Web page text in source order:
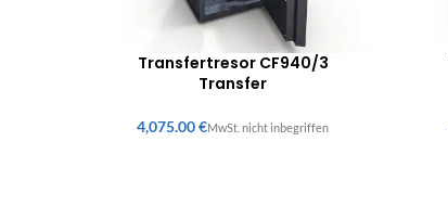
Transfertresor CF940/3
Transfer
€